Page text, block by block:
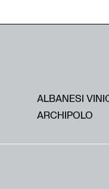
ALBANESI
ARCHIPOLO